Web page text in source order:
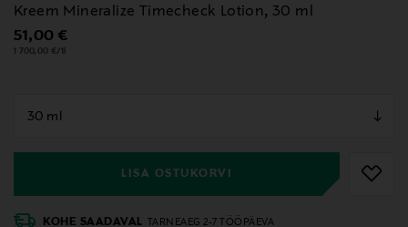
Kreem Mineralize Timecheck Lotion, 30 ml
Original Price
51,00 €
1 700,00 €/1l
LISA OSTUKORVI
KOHE SAADAVAL TARNEAEG 2-7 TÖÖPÄEVA